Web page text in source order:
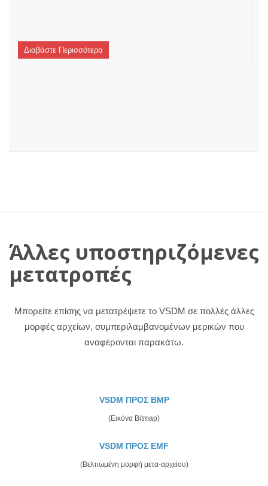
Διαβάστε Περισσότερα
Άλλες υποστηριζόμενες
μετατροπές
Μπορείτε επίσης να μετατρέψετε το VSDM σε πολλές άλλες
μορφές αρχείων, συμπεριλαμβανομένων μερικών που
αναφέρονται παρακάτω.
VSDM ΠΡΟΣ BMP
(Εικόνα Bitmap)
VSDM ΠΡΟΣ EMF
(Βελτιωμένη μορφή μετα-αρχείου)